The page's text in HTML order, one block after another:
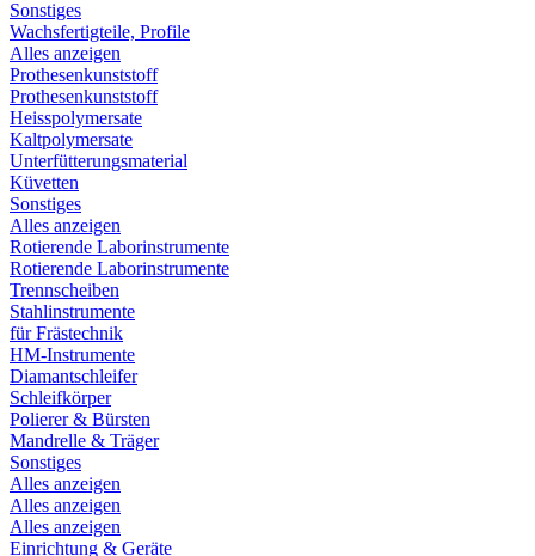
Sonstiges
Wachsfertigteile, Profile
Alles anzeigen
Prothesenkunststoff
Prothesenkunststoff
Heisspolymersate
Kaltpolymersate
Unterfütterungsmaterial
Küvetten
Sonstiges
Alles anzeigen
Rotierende Laborinstrumente
Rotierende Laborinstrumente
Trennscheiben
Stahlinstrumente
für Frästechnik
HM-Instrumente
Diamantschleifer
Schleifkörper
Polierer & Bürsten
Mandrelle & Träger
Sonstiges
Alles anzeigen
Alles anzeigen
Alles anzeigen
Einrichtung & Geräte